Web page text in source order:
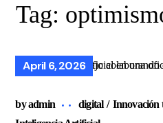
Tag:
April 6, 2026
byadmin digital
Innovación